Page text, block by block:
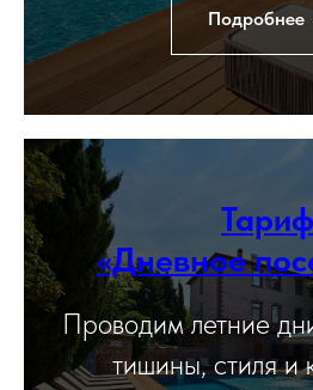
Подробнее
Тариф
«Дневное
Проводим летние
тишины, стиля и